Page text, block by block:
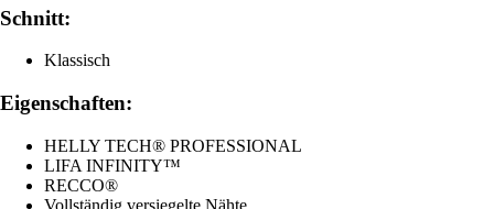
Schnitt:
Klassisch
Eigenschaften:
HELLY TECH® PROFESSIONAL
LIFA INFINITY™
RECCO®
Vollständig versiegelte Nähte